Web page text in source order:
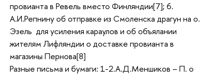
провианта в Ревель вместо Финляндии[7]; 6.
А.И.Репнину об отправке из Смоленска драгун на о.
Эзель для усиления караулов и об объялании
жителям Лифляндии о доставке провианта в
магазины Пернова[8]
Разные письма и бумаги: 1-2.А.Д.Меншиков – П. о